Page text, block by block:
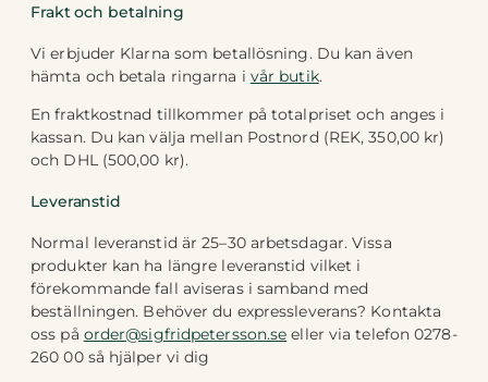
Frakt och betalning
Vi erbjuder Klarna som betallösning. Du kan även
hämta och betala ringarna i vår butik.
En fraktkostnad tillkommer på totalpriset och anges i
kassan. Du kan välja mellan Postnord (REK, 350,00 kr)
och DHL (500,00 kr).
Leveranstid
Normal leveranstid är 25–30 arbetsdagar. Vissa
produkter kan ha längre leveranstid vilket i
förekommande fall aviseras i samband med
beställningen. Behöver du expressleverans? Kontakta
oss på order@sigfridpetersson.se eller via telefon 0278-
260 00 så hjälper vi dig